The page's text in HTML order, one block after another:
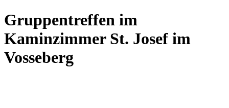
Gruppentreffen im
Kaminzimmer St. Josef im
Vosseberg